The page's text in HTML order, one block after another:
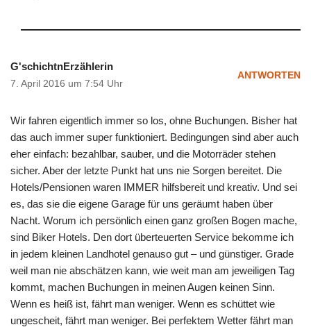
G'schichtnErzählerin
7. April 2016 um 7:54 Uhr
ANTWORTEN
Wir fahren eigentlich immer so los, ohne Buchungen. Bisher hat
das auch immer super funktioniert. Bedingungen sind aber auch
eher einfach: bezahlbar, sauber, und die Motorräder stehen
sicher. Aber der letzte Punkt hat uns nie Sorgen bereitet. Die
Hotels/Pensionen waren IMMER hilfsbereit und kreativ. Und sei
es, das sie die eigene Garage für uns geräumt haben über
Nacht. Worum ich persönlich einen ganz großen Bogen mache,
sind Biker Hotels. Den dort überteuerten Service bekomme ich
in jedem kleinen Landhotel genauso gut – und günstiger. Grade
weil man nie abschätzen kann, wie weit man am jeweiligen Tag
kommt, machen Buchungen in meinen Augen keinen Sinn.
Wenn es heiß ist, fährt man weniger. Wenn es schüttet wie
ungescheit, fährt man weniger. Bei perfektem Wetter fährt man